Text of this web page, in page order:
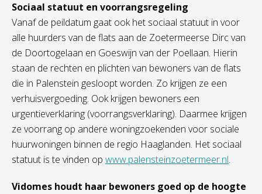
Sociaal statuut en voorrangsregeling
Vanaf de peildatum gaat ook het sociaal statuut in voor
alle huurders van de flats aan de Zoetermeerse Dirc van
de Doortogelaan en Goeswijn van der Poellaan. Hierin
staan de rechten en plichten van bewoners van de flats
die in Palenstein gesloopt worden. Zo krijgen ze een
verhuisvergoeding. Ook krijgen bewoners een
urgentieverklaring (voorrangsverklaring). Daarmee krijgen
ze voorrang op andere woningzoekenden voor sociale
huurwoningen binnen de regio Haaglanden. Het sociaal
statuut is te vinden op www.palensteinzoetermeer.nl.
Vidomes houdt haar bewoners goed op de hoogte